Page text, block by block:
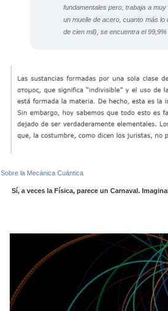
fundamentales pero, trabaja a
un muelle de acero, cuanto más
de cien mil), se encuentra el 99,9%
Sobre la Mecánica Cuántica
Sí, a veces la Física, parece un Carnaval.